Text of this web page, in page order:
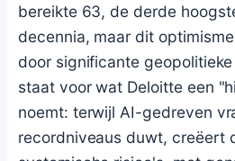
bereikte 63, de derde
decennia, maar dit
door significante
staat voor wat Deloitte een
noemt: terwijl AI-gedreven
recordniveaus duwt, creëert